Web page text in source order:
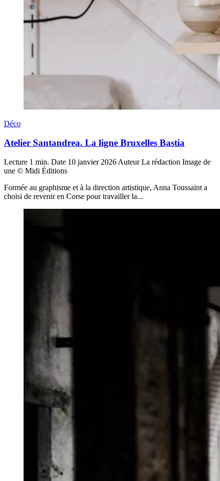
Déco
Atelier Santandrea. La ligne Bruxelles Bastia
Lecture 1 min. Date 10 janvier 2026 Auteur La rédaction Image de
une © Midi Éditions
Formée au graphisme et à la direction artistique, Anna Toussaint a
choisi de revenir en Corse pour travailler la...